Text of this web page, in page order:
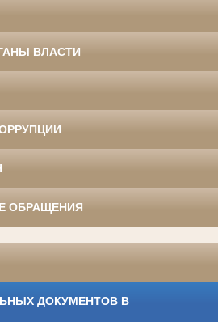
ВЛАСТИ
ОБРАЩЕНИЯ
ДОКУМЕНТОВ В